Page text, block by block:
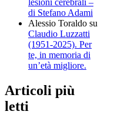
di Stefano Adami
Alessio Toraldo su
Claudio Luzzatti
(1951-2025). Per
te, in memoria di
un’età migliore.
Articoli più
letti